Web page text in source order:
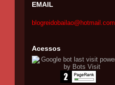
EMAIL
blogreidobailao@hotmail.com
Acessos